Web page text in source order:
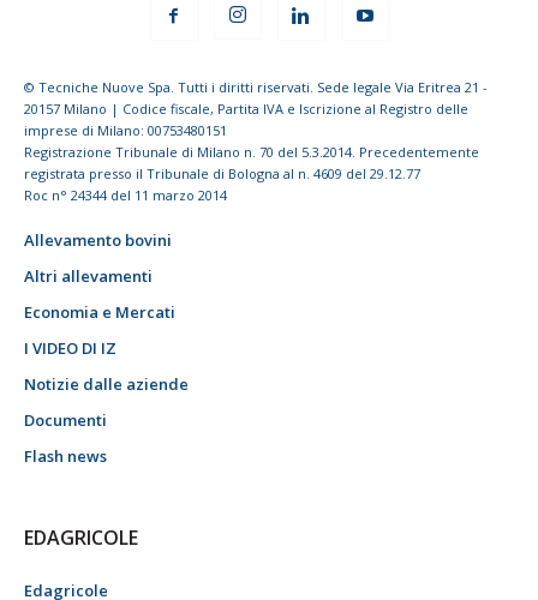
© Tecniche Nuove Spa. Tutti i diritti riservati. Sede legale Via Eritrea 21 -
20157 Milano | Codice fiscale, Partita IVA e Iscrizione al Registro delle
imprese di Milano: 00753480151
Registrazione Tribunale di Milano n. 70 del 5.3.2014. Precedentemente
registrata presso il Tribunale di Bologna al n. 4609 del 29.12.77
Roc n° 24344 del 11 marzo 2014
Allevamento bovini
Altri allevamenti
Economia e Mercati
I VIDEO DI IZ
Notizie dalle aziende
Documenti
Flash news
EDAGRICOLE
Edagricole